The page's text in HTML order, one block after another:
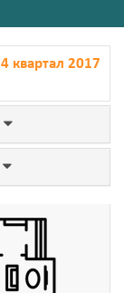
4 квартал 2017